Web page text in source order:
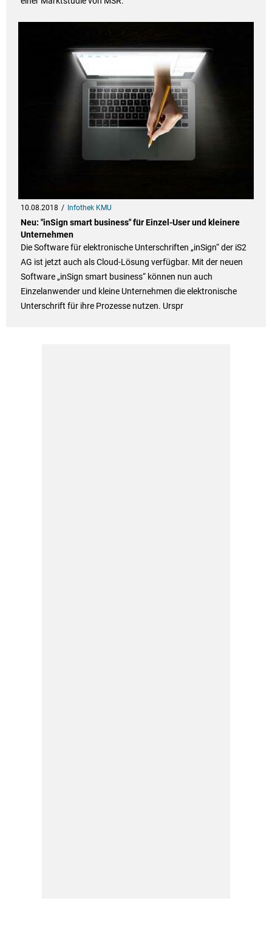
10.08.2018 Infothek KMU
Neu: "inSign smart business" für Einzel-User und kleinere
Unternehmen
Die Software für elektronische Unterschriften „inSign“ der iS2
AG ist jetzt auch als Cloud-Lösung verfügbar. Mit der neuen
Software „inSign smart business“ können nun auch
Einzelanwender und kleine Unternehmen die elektronische
Unterschrift für ihre Prozesse nutzen. Urspr